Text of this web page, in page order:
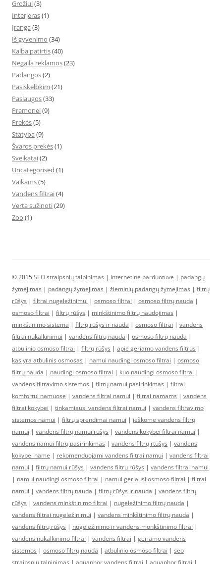
Grožiui(3)
Interjeras(1)
Įranga (3)
Iš gyvenimo (34)
Kalba patirtis(40)
Negaila reklamos(23)
Padangos(2)
Pasiskelbkim (21)
Paslaugos(33)
Pramonei(9)
Prekės(5)
Statyba (9)
Švaros prekės(1)
Sveikatai(2)
Uncategorised (1)
Vaikams(5)
Vandens filtrai(4)
Verta sužinoti(29)
Zoo (1)
© 2015SEO straipsnių talpinimas | internetine parduotuve | padangų
žymėjimas | padangų žymėjimas | žieminių padangų žymėjimas | filtrų
rūšys | filtrai nugeležinimui | osmoso filtrai | osmoso filtrų nauda |
osmoso filtrai | filtrų rūšys | minkštinimo filtrų naudojimas |
minkštinimo sistema | filtrų rūšys ir nauda | osmoso filtrai | vandens
filtrai nukalkinimui | vandens filtrų nauda | osmoso filtrų nauda |
atbulinio osmoso filtrai | filtrų rūšys | apie geriamo vandens filtrus |
kas yra atbulinis osmosas | namui naudingi osmoso filtrai | osmoso
filtrų nauda | naudingi osmoso filtrai | kuo naudingi osmoso filtrai |
vandens filtravimo sistemos | filtrų namui pasirinkimas | filtrai
komfortui namuose | vandens filtrai namui | filtrai namams | vandens
filtrai kokybei | tinkamiausi vandens filtrai namui | vandens filtravimo
sistemos namui | filtrų sprendimai namui | ieškome vandens filtrų
namui | vandens filtrų namui rūšys | vandens kokybei filtrai namui |
vandens namui filtrų pasirinkimas | vandens filtrų rtūšys | vandens
kokybei name | rekomenduojami vandens filtrai namui | vandens filtrai
namui | filtrų namui rūšys | vandens filtrų rūšys | vandens filtrai namui
| namui naudingi osmoso filtrai | namui geriausi osmoso filtrai | filtrai
namui | vandens filtrų nauda | filtrų rūšys ir nauda | vandens filtrų
rūšys | vandens minkštinimo filtrai | nugeležinimo filtrų nauda |
vandens filtrai nugeležinimui | vandens minkštinimo filtrų nauda |
vandens filtrų rūšys | nugeležinimo ir vandens monkštinimo filtrai |
vandens nukalkinimo filtrai | vandens filtrai | geriamo vandens
sistemos | osmoso filtrų nauda | atbulinio osmoso filtrai | seo
straipsniu talpinimas | aquaphor vandens filtrai | aquaphor filtrai |